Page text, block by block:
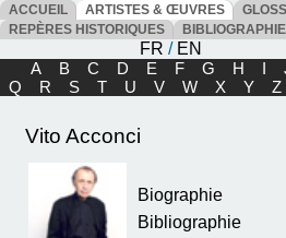
ACCUEIL ARTISTES & ŒUVRES
REPÈRES HISTORIQUES
FR / EN
A
B C D E F G H I
Q
R S T U V W X Y Z